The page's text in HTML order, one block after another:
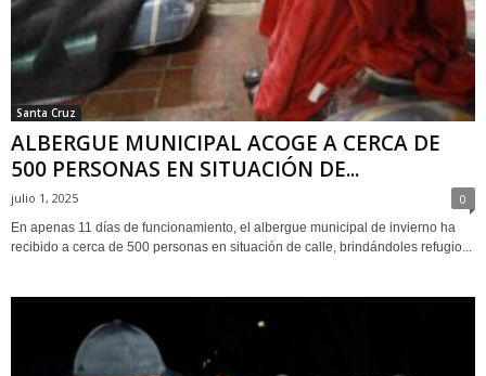
Santa Cruz
ALBERGUE MUNICIPAL ACOGE A CERCA DE
500 PERSONAS EN SITUACIÓN DE...
julio 1, 2025 0
En apenas 11 días de funcionamiento, el albergue municipal de invierno ha
recibido a cerca de 500 personas en situación de calle, brindándoles refugio...